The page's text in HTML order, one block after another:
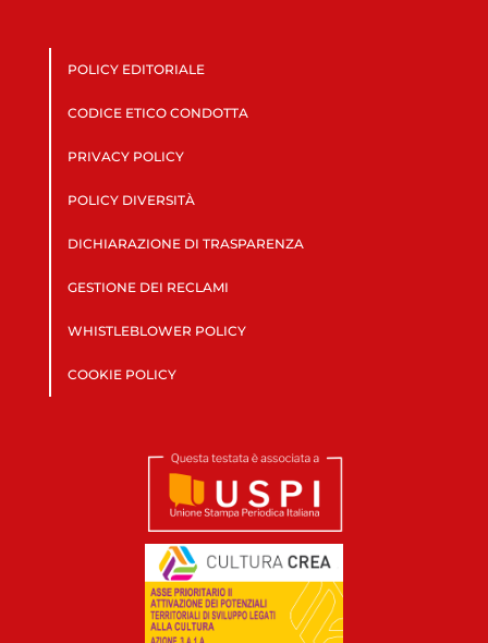
POLICY EDITORIALE
CODICE ETICO CONDOTTA
PRIVACY POLICY
POLICY DIVERSITÀ
DICHIARAZIONE DI TRASPARENZA
GESTIONE DEI RECLAMI
WHISTLEBLOWER POLICY
COOKIE POLICY